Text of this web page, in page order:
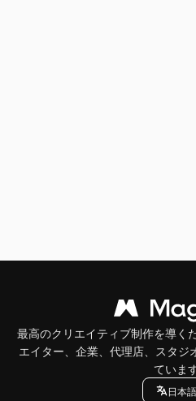
最高のクリエイティブ制作を導く
エイター、企業、代理店、スタジ
ていま
日本語